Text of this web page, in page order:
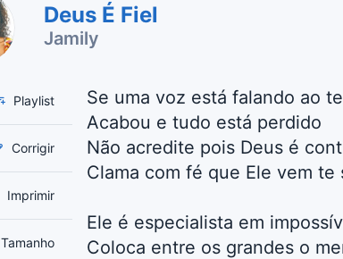
Deus É Fiel
Jamily
Playlist
Corrigir
Imprimir
Tamanho
Se uma voz está falando ao
Acabou e tudo está perdido
Não acredite pois Deus é
Clama com fé que Ele vem te
Ele é especialista em
Coloca entre os grandes o